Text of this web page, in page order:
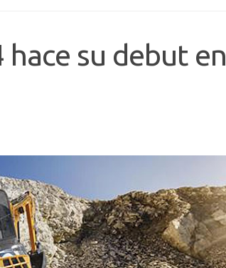
hace su debut en